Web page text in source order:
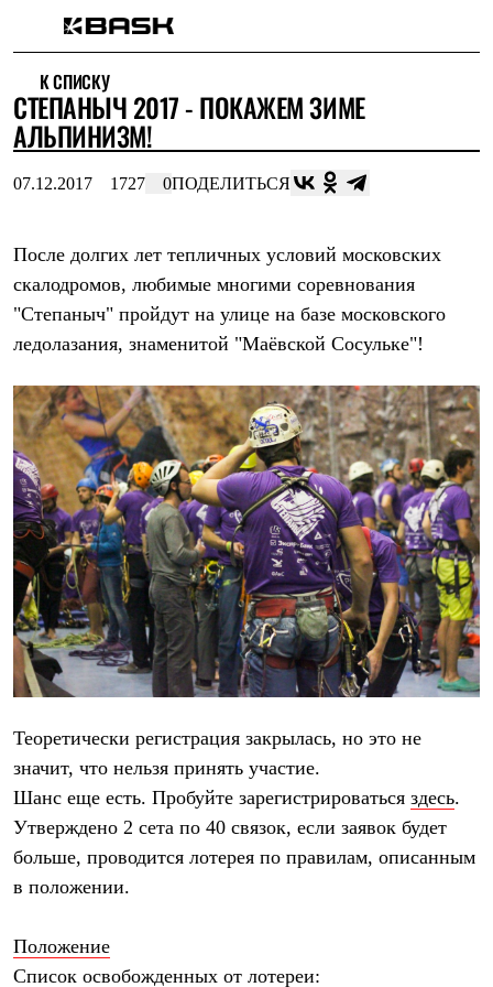
Интернет-магазин
Мужская одежда
Утепленная пухом
Куртки
Жилеты
Куртки
Штормовая одежда
Куртки
Софтшелл одежда
Брюки
Флисовая одежда
Куртки
Брюки
Жилеты
Термобелье
Теплое термобелье
Среднее термобелье
Легкое термобелье
Лёгкая одежда
Футболки
Рубашки
Толстовки
Брюки
Шорты
Утепленная пухом
Куртки
Брюки
Жилеты
Куртки
Брюки
Куртки
Куртки
Брюки
Лёгкая одежда
К СПИСКУ
СТЕПАНЫЧ 2017 - ПОКАЖЕМ ЗИМЕ
АЛЬПИНИЗМ!
07.12.2017 1727 0ПОДЕЛИТЬСЯ
После долгих лет тепличных условий московских
скалодромов, любимые многими соревнования
"Степаныч" пройдут на улице на базе московского
ледолазания, знаменитой "Маёвской Сосульке"!
Теоретически регистрация закрылась, но это не
значит, что нельзя принять участие.
Шанс еще есть. Пробуйте зарегистрироваться здесь.
Утверждено 2 сета по 40 связок, если заявок будет
больше, проводится лотерея по правилам, описанным
в положении.
Положение
Список освобожденных от лотереи: